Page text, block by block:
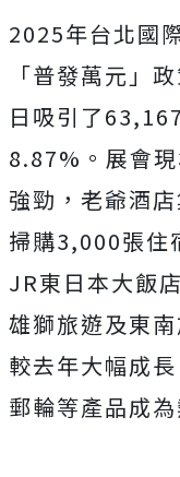
2025年台北國
「普發萬元」
日吸引了
8.87%。展會
強勁，老爺酒
掃購3,000張住
JR東日本大飯
雄獅旅遊及東
較去年大幅成
郵輪等產品成為